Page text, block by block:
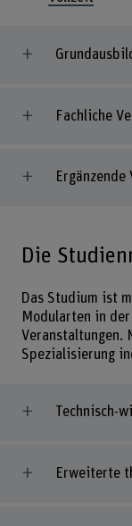
Fachliche
Ergänzende
Die
Das Studium ist
Modularten in
Veranstaltungen.
Spezialisierung
Technisch-
Erweiterte